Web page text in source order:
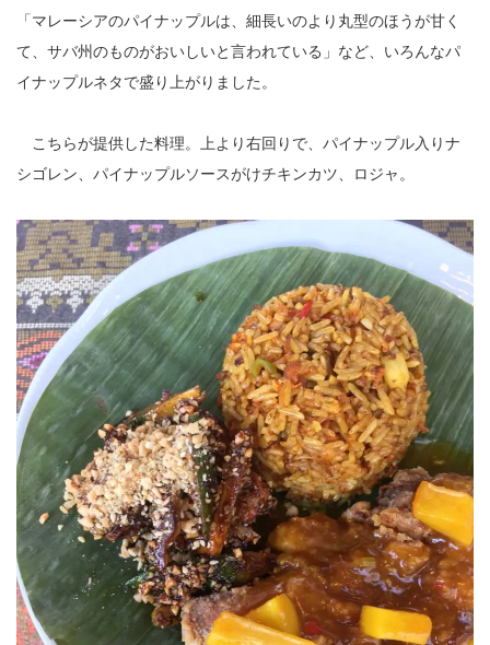
「マレーシアのパイナップルは、細長いのより丸型のほうが甘く
て、サバ州のものがおいしいと言われている」など、いろんなパ
イナップルネタで盛り上がりました。
こちらが提供した料理。上より右回りで、パイナップル入りナ
シゴレン、パイナップルソースがけチキンカツ、ロジャ。